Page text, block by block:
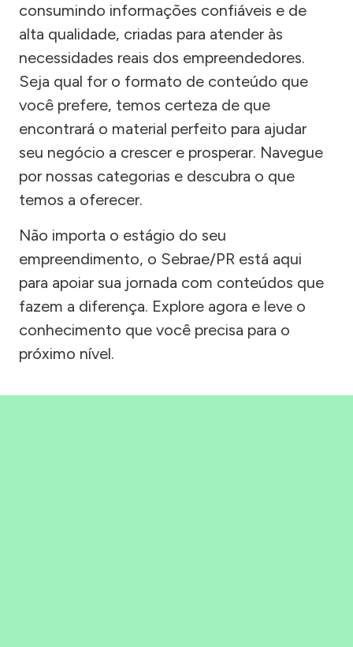
consumindo informações confiáveis e de
alta qualidade, criadas para atender às
necessidades reais dos empreendedores.
Seja qual for o formato de conteúdo que
você prefere, temos certeza de que
encontrará o material perfeito para ajudar
seu negócio a crescer e prosperar. Navegue
por nossas categorias e descubra o que
temos a oferecer.
Não importa o estágio do seu
empreendimento, o Sebrae/PR está aqui
para apoiar sua jornada com conteúdos que
fazem a diferença. Explore agora e leve o
conhecimento que você precisa para o
próximo nível.